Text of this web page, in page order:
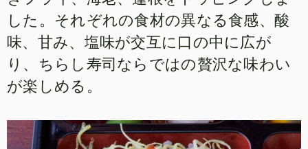
した。それぞれの食材の異なる食感、酸
味、甘み、塩味が交互に口の中に広が
り、ちらし寿司ならではの贅沢な味わい
が楽しめる。